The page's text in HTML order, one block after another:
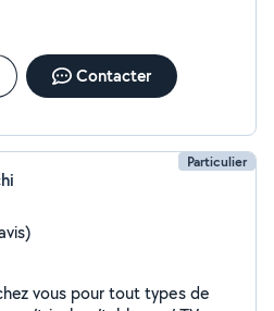
Contacter
Particulier
vous pour tout types de